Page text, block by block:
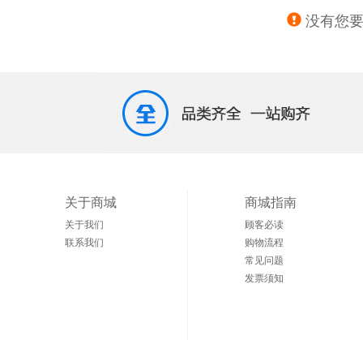
没有您
关于商城
关于我们
联系我们
商城指南
顾客必读
购物流程
常见问题
发票须知